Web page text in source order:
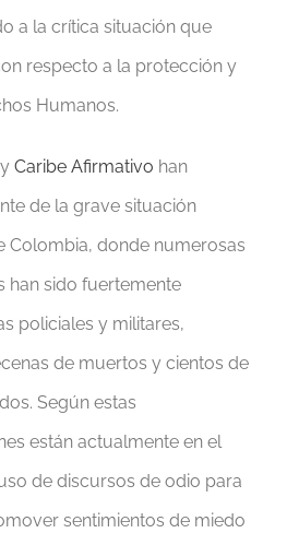
a la crítica situación que
respecto a la protección y
Humanos.
Caribe Afirmativo han
de la grave situación
Colombia, donde numerosas
han sido fuertemente
policiales y militares,
de muertos y cientos de
Según estas
están actualmente en el
de discursos de odio para
sentimientos de miedo